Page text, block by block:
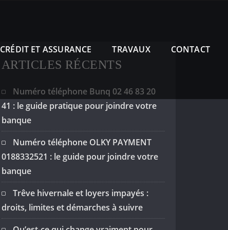
CRÉDIT ET ASSURANCE TRAVAUX CONTACT
ARTICLES RÉCENTS
Numéro téléphone Bunq 02 46 83 20
41 : le guide pratique pour joindre votre
banque
Numéro téléphone OLKY PAYMENT
0188332521 : le guide pour joindre votre
banque
Trêve hivernale et loyers impayés :
droits, limites et démarches à suivre